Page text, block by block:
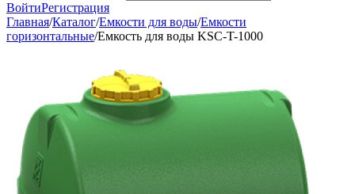
ВойтиРегистрация
Главная/Каталог/Емкости для воды/Емкости
горизонтальные/Емкость для воды KSC-T-1000